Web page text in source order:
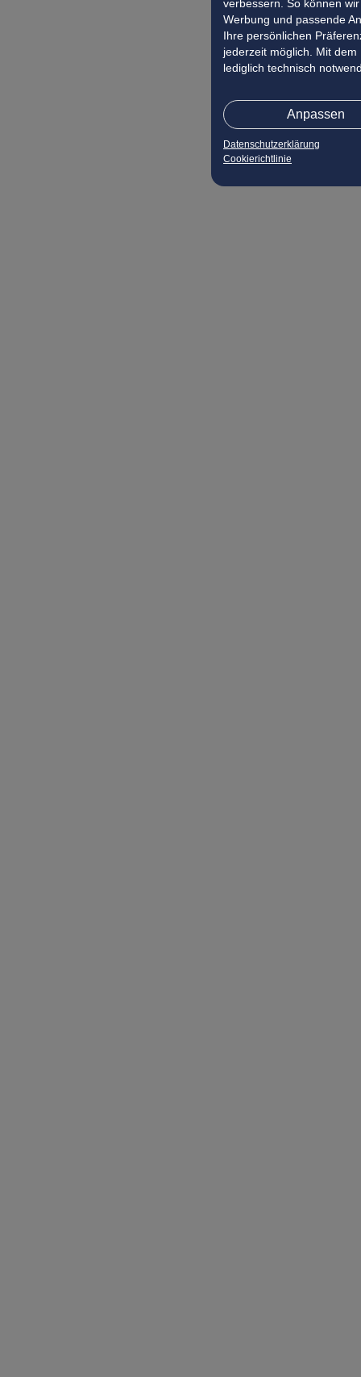
verbessern. So können
Werbung und passende
Ihre persönlichen
jederzeit möglich. Mit dem
lediglich technisch
Anpassen
Datenschutzerklärung
Cookierichtlinie